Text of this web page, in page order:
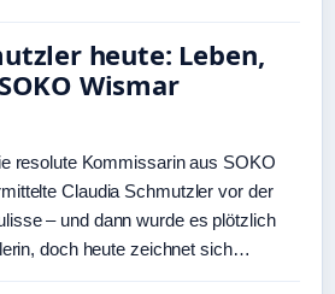
heute: Leben,
Wismar
resolute Kommissarin aus SOKO
Claudia Schmutzler vor der
– und dann wurde es plötzlich
doch heute zeichnet sich…